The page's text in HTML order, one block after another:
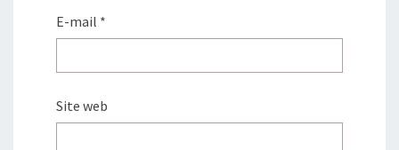
E-mail *
Site web